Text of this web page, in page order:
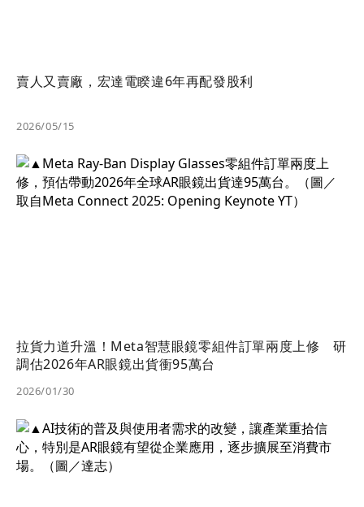
賣人又賣廠，宏達電睽違6年再配發股利
2026/05/15
拉貨力道升溫！Meta智慧眼鏡零組件訂單兩度上修 研
調估2026年AR眼鏡出貨衝95萬台
2026/01/30